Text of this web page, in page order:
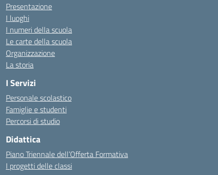
Presentazione
I luoghi
I numeri della scuola
Le carte della scuola
Organizzazione
La storia
I Servizi
Personale scolastico
Famiglie e studenti
Percorsi di studio
Didattica
Piano Triennale dell’Offerta Formativa
I progetti delle classi